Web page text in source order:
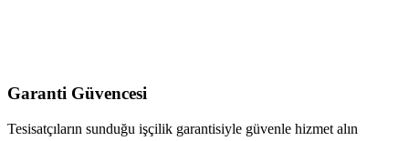
Garanti Güvencesi
Tesisatçıların sunduğu işçilik garantisiyle güvenle hizmet alın